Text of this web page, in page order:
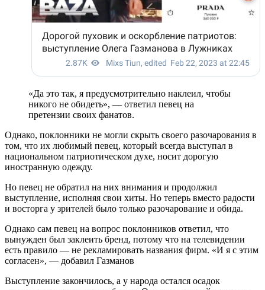
«Да это так, я предусмотрительно наклеил, чтобы
никого не обидеть», — ответил певец на
претензии своих фанатов.
Однако, поклонники не могли скрыть своего разочарования в
том, что их любимый певец, который всегда выступал в
национальном патриотическом духе, носит дорогую
иностранную одежду.
Но певец не обратил на них внимания и продолжил
выступление, исполняя свои хиты. Но теперь вместо радости
и восторга у зрителей было только разочарование и обида.
Однако сам певец на вопрос поклонников ответил, что
вынужден был заклеить бренд, потому что на телевидении
есть правило — не рекламировать названия фирм. «И я с этим
согласен», — добавил Газманов
Выступление закончилось, а у народа остался осадок